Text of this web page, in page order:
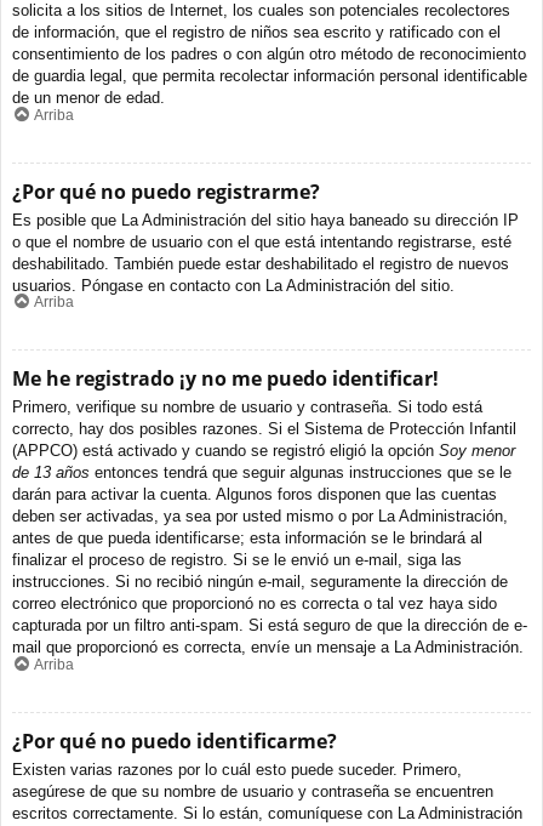
solicita a los sitios de Internet, los cuales son potenciales recolectores
de información, que el registro de niños sea escrito y ratificado con el
consentimiento de los padres o con algún otro método de reconocimiento
de guardia legal, que permita recolectar información personal identificable
de un menor de edad.
Arriba
¿Por qué no puedo registrarme?
Es posible que La Administración del sitio haya baneado su dirección IP
o que el nombre de usuario con el que está intentando registrarse, esté
deshabilitado. También puede estar deshabilitado el registro de nuevos
usuarios. Póngase en contacto con La Administración del sitio.
Arriba
Me he registrado ¡y no me puedo identificar!
Primero, verifique su nombre de usuario y contraseña. Si todo está
correcto, hay dos posibles razones. Si el Sistema de Protección Infantil
(APPCO) está activado y cuando se registró eligió la opción Soy menor
de 13 años entonces tendrá que seguir algunas instrucciones que se le
darán para activar la cuenta. Algunos foros disponen que las cuentas
deben ser activadas, ya sea por usted mismo o por La Administración,
antes de que pueda identificarse; esta información se le brindará al
finalizar el proceso de registro. Si se le envió un e-mail, siga las
instrucciones. Si no recibió ningún e-mail, seguramente la dirección de
correo electrónico que proporcionó no es correcta o tal vez haya sido
capturada por un filtro anti-spam. Si está seguro de que la dirección de e-
mail que proporcionó es correcta, envíe un mensaje a La Administración.
Arriba
¿Por qué no puedo identificarme?
Existen varias razones por lo cuál esto puede suceder. Primero,
asegúrese de que su nombre de usuario y contraseña se encuentren
escritos correctamente. Si lo están, comuníquese con La Administración